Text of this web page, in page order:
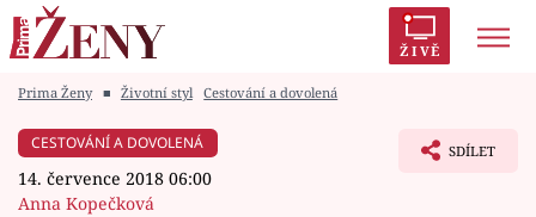
ŽIVĚ
Módní alarm
Zrádci
Prima Ženy ■ Životní styl Cestování a dovolená
CESTOVÁNÍ A DOVOLENÁ
14. července 2018 06:00
Anna Kopečková
SDÍLET